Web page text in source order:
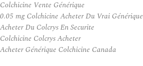
Colchicine Vente Générique
0.05 mg Colchicine Acheter Du Vrai Générique
Acheter Du Colcrys En Securite
Colchicine Colcrys Acheter
Acheter Générique Colchicine Canada